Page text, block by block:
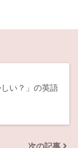
しい？」の英語
次の記事